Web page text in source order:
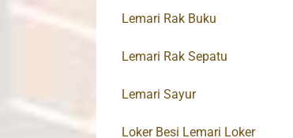
Lemari Rak Buku
Lemari Rak Sepatu
Lemari Sayur
Loker Besi Lemari Loker